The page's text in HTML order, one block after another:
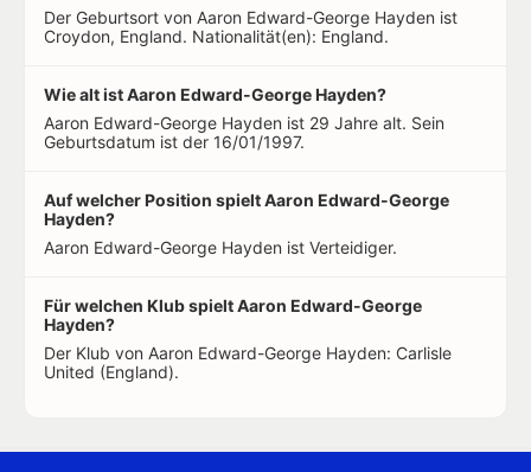
Der Geburtsort von Aaron Edward-George Hayden ist
Croydon, England. Nationalität(en): England.
Wie alt ist Aaron Edward-George Hayden?
Aaron Edward-George Hayden ist 29 Jahre alt. Sein
Geburtsdatum ist der 16/01/1997.
Auf welcher Position spielt Aaron Edward-George
Hayden?
Aaron Edward-George Hayden ist Verteidiger.
Für welchen Klub spielt Aaron Edward-George
Hayden?
Der Klub von Aaron Edward-George Hayden: Carlisle
United (England).